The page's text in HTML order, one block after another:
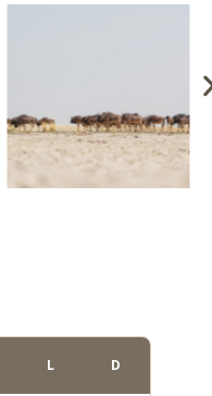
L D